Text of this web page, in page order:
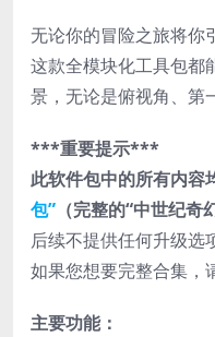
无论你的冒险之旅将你
这款全模块化工具包都
景，无论是俯视角、第
***重要提示***
此软件包中的所有内容
包” （完整的“中世纪奇
后续不提供任何升级选
如果您想要完整合集，
主要功能：